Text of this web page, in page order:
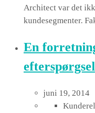
Architect var det
kundesegmenter.
En
efterspørgsel
juni 19, 2014